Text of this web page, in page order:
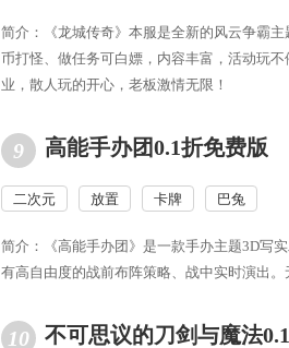
简介：《龙城传奇》本服是全新的风云争霸
币打怪、做任务可白嫖，内容丰富，活动玩
业，散人玩的开心，老板激情无限！
高能手办团0.1折免费版
二次元 放置 卡牌 巴兔
简介：《高能手办团》是一款手办主题3D写
有高自由度的战前布阵策略、战中实时演出
不可思议的刀剑与魔法